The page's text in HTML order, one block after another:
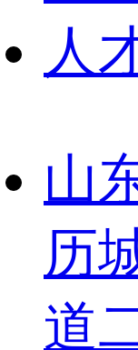
人
山
历
道